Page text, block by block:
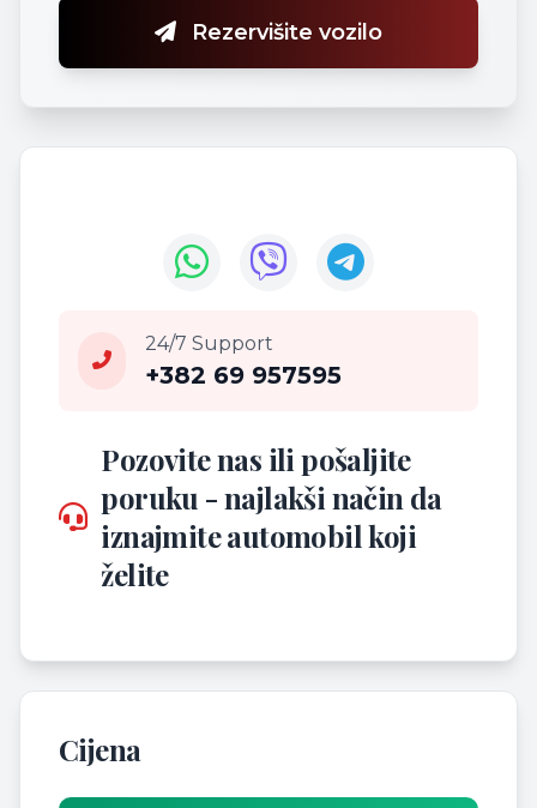
Rezervišite vozilo
24/7 Support
+382 69 957595
Pozovite nas ili pošaljite
poruku - najlakši način da
iznajmite automobil koji
želite
Cijena